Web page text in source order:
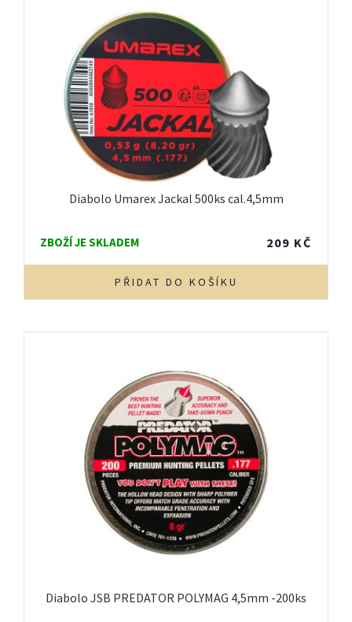
Diabolo Umarex Jackal 500ks cal.4,5mm
ZBOŽÍ JE SKLADEM 209 KČ
PŘIDAT DO KOŠÍKU
Diabolo JSB PREDATOR POLYMAG 4,5mm -200ks